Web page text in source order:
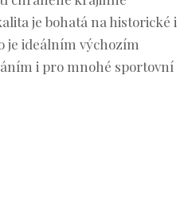
je bohatá na historické i
ideálním výchozím
i pro mnohé sportovní